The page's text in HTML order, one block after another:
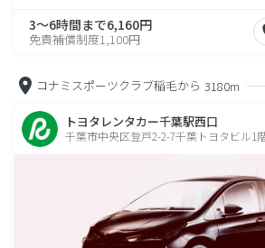
3～6時間まで6,160円
免責補償制度1,100円
コナミスポーツクラブ稲毛から 3180m
トヨタレンタカー千葉駅西口
千葉市中央区登戸2-2-7千葉トヨタビル1